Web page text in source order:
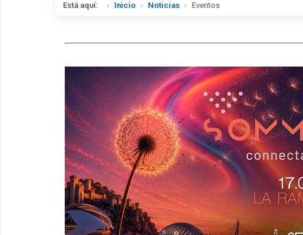
Está aquí: Inicio Noticias Eventos